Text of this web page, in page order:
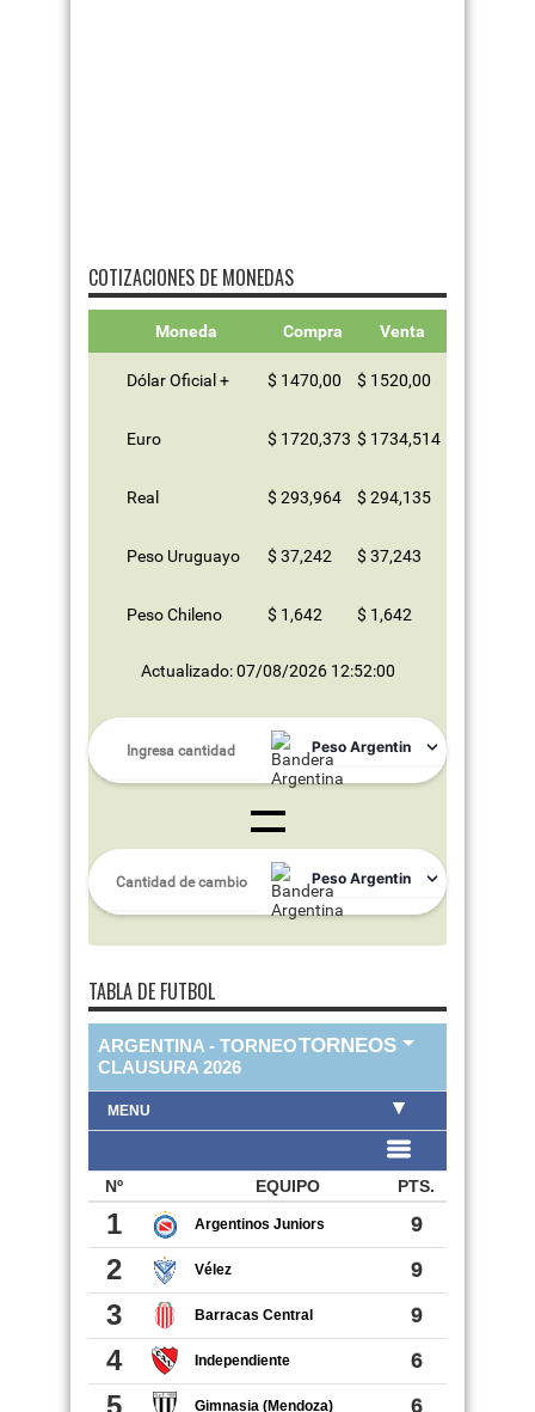
COTIZACIONES DE MONEDAS
Moneda Compra Venta
Dólar Oficial + $ 1470,00 $ 1520,00
Euro $ 1720,373 $ 1734,514
Real $ 293,964 $ 294,135
Peso Uruguayo $ 37,242 $ 37,243
Peso Chileno $ 1,642 $ 1,642
Actualizado: 07/08/2026 12:52:00
TABLA DE FUTBOL